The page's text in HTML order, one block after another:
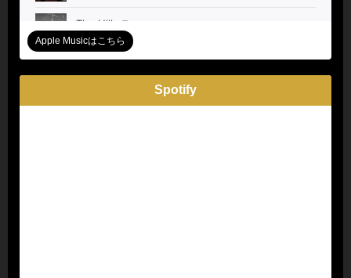
Apple Musicはこちら
Spotify